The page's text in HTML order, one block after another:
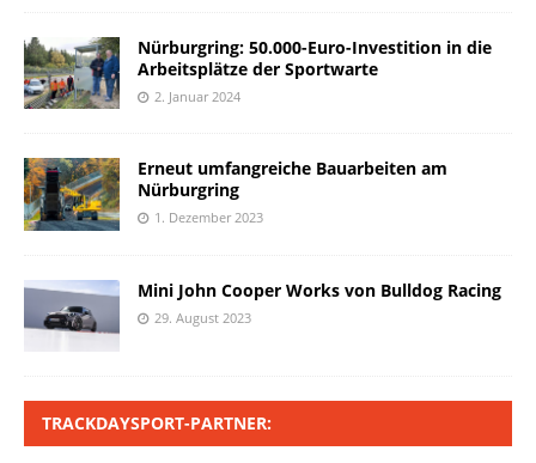
Nürburgring: 50.000-Euro-Investition in die
Arbeitsplätze der Sportwarte
2. Januar 2024
Erneut umfangreiche Bauarbeiten am
Nürburgring
1. Dezember 2023
Mini John Cooper Works von Bulldog Racing
29. August 2023
TRACKDAYSPORT-PARTNER: